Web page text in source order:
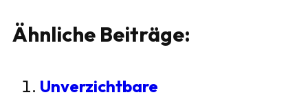
Ähnliche Beiträge:
Unverzichtbare